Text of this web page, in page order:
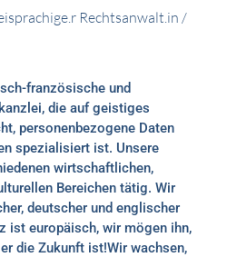
Rechtsanwalt.in /
französische und
die auf geistiges
personenbezogene Daten
spezialisiert ist. Unsere
wirtschaftlichen,
Bereichen tätig. Wir
deutscher und englischer
ist europäisch, wir mögen ihn,
die Zukunft ist!Wir wachsen,